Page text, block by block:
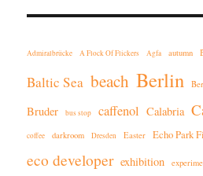
Admiralbrücke A Flock Of Flickers Agfa autumn
Baltic Sea beach Berlin
Bruder bus stop caffenol Calabria
coffee darkroom Dresden Easter Echo Park
eco developer exhibition